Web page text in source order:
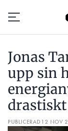
Hantera
Lediga
Jonas
upp sin
drastiskt
PUBLICERAD 12 NOV